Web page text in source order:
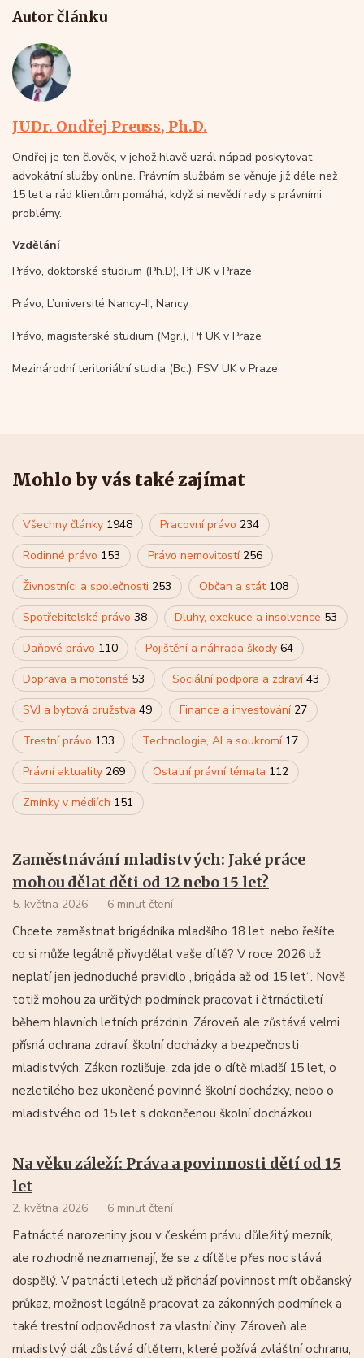
Autor článku
JUDr. Ondřej Preuss, Ph.D.
Ondřej je ten člověk, v jehož hlavě uzrál nápad poskytovat
advokátní služby online. Právním službám se věnuje již déle než
15 let a rád klientům pomáhá, když si nevědí rady s právními
problémy.
Vzdělání
Právo, doktorské studium (Ph.D), Pf UK v Praze
Právo, L’université Nancy-II, Nancy
Právo, magisterské studium (Mgr.), Pf UK v Praze
Mezinárodní teritoriální studia (Bc.), FSV UK v Praze
Mohlo by vás také zajímat
Všechny články 1948 Pracovní právo 234
Rodinné právo 153 Právo nemovitostí 256
Živnostníci a společnosti 253 Občan a stát 108
Spotřebitelské právo 38 Dluhy, exekuce a insolvence 53
Daňové právo 110 Pojištění a náhrada škody 64
Doprava a motoristé 53 Sociální podpora a zdraví43
SVJ a bytová družstva 49 Finance a investování 27
Trestní právo 133 Technologie, AI a soukromí 17
Právní aktuality 269 Ostatní právní témata 112
Zmínky v médiích 151
Zaměstnávání mladistvých: Jaké práce
mohou dělat děti od 12 nebo 15 let?
5. května 2026 6 minut čtení
Chcete zaměstnat brigádníka mladšího 18 let, nebo řešíte,
co si může legálně přivydělat vaše dítě? V roce 2026 už
neplatí jen jednoduché pravidlo „brigáda až od 15 let“. Nově
totiž mohou za určitých podmínek pracovat i čtrnáctiletí
během hlavních letních prázdnin. Zároveň ale zůstává velmi
přísná ochrana zdraví, školní docházky a bezpečnosti
mladistvých. Zákon rozlišuje, zda jde o dítě mladší 15 let, o
nezletilého bez ukončené povinné školní docházky, nebo o
mladistvého od 15 let s dokončenou školní docházkou.
Na věku záleží: Práva a povinnosti dětí od 15
let
2. května 2026 6 minut čtení
Patnácté narozeniny jsou v českém právu důležitý mezník,
ale rozhodně neznamenají, že se z dítěte přes noc stává
dospělý. V patnácti letech už přichází povinnost mít občanský
průkaz, možnost legálně pracovat za zákonných podmínek a
také trestní odpovědnost za vlastní činy. Zároveň ale
mladistvý dál zůstává dítětem, které požívá zvláštní ochranu,